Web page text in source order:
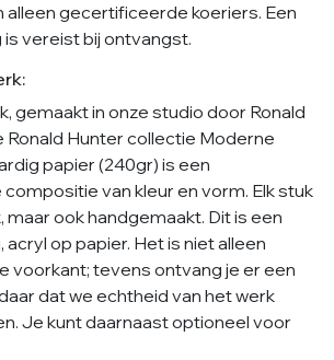
alleen gecertificeerde koeriers. Een
vereist bij ontvangst.
gemaakt in onze studio door Ronald
Ronald Hunter collectie Moderne
papier (240gr) is een
van kleur en vorm. Elk stuk
maar ook handgemaakt. Dit is een
acryl op papier. Het is niet alleen
voorkant; tevens ontvang je er een
dat we echtheid van het werk
Je kunt daarnaast optioneel voor